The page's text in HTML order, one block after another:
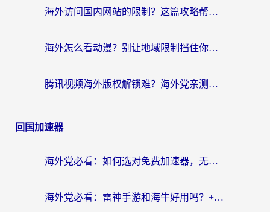
海外访问国内网站的限制？这篇攻略帮你无缝解锁12306、12123和国内影音
海外怎么看动漫？别让地域限制挡住你的追番快乐
腾讯视频海外版权解锁难？海外党亲测：选对回国加速器，追剧观影零障碍
回国加速器
海外党必看：如何选对免费加速器，无缝访问国内资源不踩坑？
海外党必看：雷神手游和海牛好用吗？+3款热门加速器实测对比，附番茄加速器无缝回国指南